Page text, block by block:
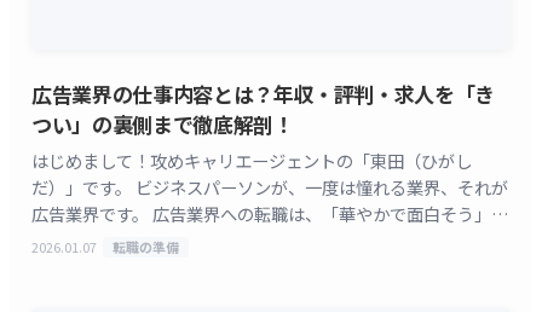
広告業界の仕事内容とは？年収・評判・求人を「き
つい」の裏側まで徹底解剖！
はじめまして！攻めキャリエージェントの「東田（ひがし
だ）」です。 ビジネスパーソンが、一度は憧れる業界、それが
広告業界です。 広告業界への転職は、「華やかで面白そう」
「年収が高い」というイメージを持つ一方で、「『きつい』
2026.01.07 転職の準備